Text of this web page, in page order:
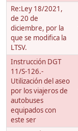
Re:Ley 18/2021,
de 20 de
diciembre, por la
que se modifica la
LTSV.
Instrucción DGT
11/S-126.-
Utilización del aseo
por los viajeros de
autobuses
equipados con
este ser